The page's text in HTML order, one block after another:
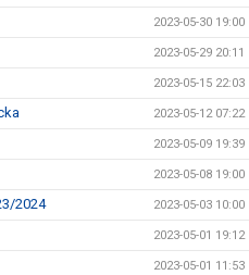
2023-05-30 19:00
2023-05-29 20:11
2023-05-15 22:03
2023-05-12 07:22
2023-05-09 19:39
2023-05-08 19:00
2024 2023-05-03 10:00
2023-05-01 19:12
2023-05-01 11:53